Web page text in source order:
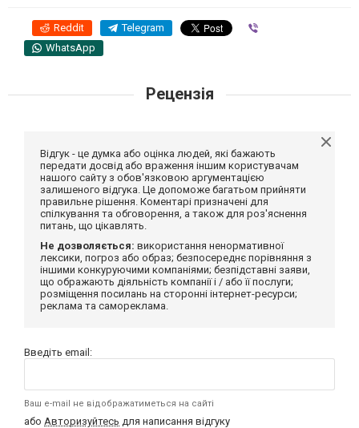
Reddit Telegram
WhatsApp
Рецензія
Відгук - це думка або оцінка людей, які бажають
передати досвід або враження іншим користувачам
нашого сайту з обов'язковою аргументацією
залишеного відгука. Це допоможе багатьом прийняти
правильне рішення. Коментарі призначені для
спілкування та обговорення, а також для роз'яснення
питань, що цікавлять.
Не дозволяється: використання ненормативної
лексики, погроз або образ; безпосереднє порівняння з
іншими конкуруючими компаніями; безпідставні заяви,
що ображають діяльність компанії і / або її послуги;
розміщення посилань на сторонні інтернет-ресурси;
реклама та самореклама.
Введіть email:
Ваш e-mail не відображатиметься на сайті
або Авторизуйтесь для написання відгуку